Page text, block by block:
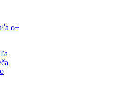
o+